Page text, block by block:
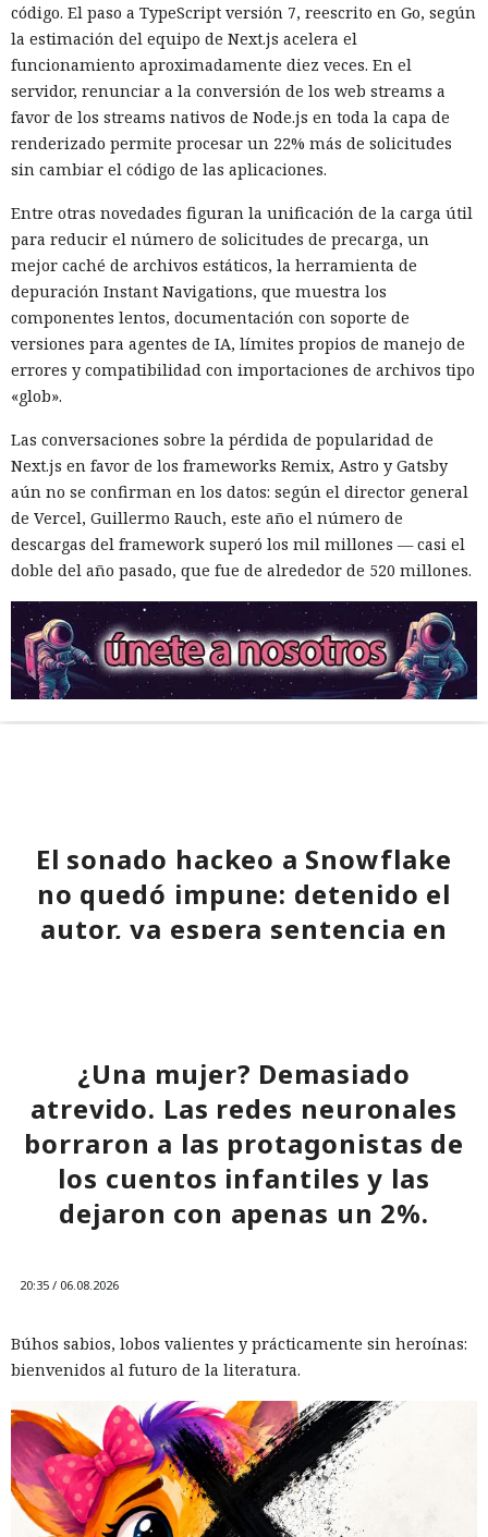
código. El paso a TypeScript versión 7, reescrito en Go, según
la estimación del equipo de Next.js acelera el
funcionamiento aproximadamente diez veces. En el
servidor, renunciar a la conversión de los web streams a
favor de los streams nativos de Node.js en toda la capa de
renderizado permite procesar un 22% más de solicitudes
sin cambiar el código de las aplicaciones.
Entre otras novedades figuran la unificación de la carga útil
para reducir el número de solicitudes de precarga, un
mejor caché de archivos estáticos, la herramienta de
depuración Instant Navigations, que muestra los
componentes lentos, documentación con soporte de
versiones para agentes de IA, límites propios de manejo de
errores y compatibilidad con importaciones de archivos tipo
«glob».
Las conversaciones sobre la pérdida de popularidad de
Next.js en favor de los frameworks Remix, Astro y Gatsby
aún no se confirman en los datos: según el director general
de Vercel, Guillermo Rauch, este año el número de
descargas del framework superó los mil millones — casi el
doble del año pasado, que fue de alrededor de 520 millones.
El sonado hackeo a Snowflake
no quedó impune: detenido el
autor, ya espera sentencia en
Hombre podría afrontar hasta 32 años de prisión por filtrar
secretos de 165 empresas.
El canadiense Connor Riley Muka ganó dinero durante
muchos meses con datos robados de otras personas, antes
de ser detenido y entregado a la justicia estadounidense por
uno de los mayores hackeos de los últimos años — ataque a
¿Una mujer? Demasiado
atrevido. Las redes neuronales
borraron a las protagonistas de
los cuentos infantiles y las
dejaron con apenas un 2%.
20:35 / 06.08.2026
Búhos sabios, lobos valientes y prácticamente sin heroínas:
bienvenidos al futuro de la literatura.